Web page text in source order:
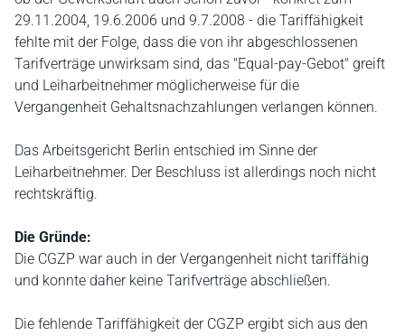
29.11.2004, 19.6.2006 und 9.7.2008 - die Tariffähigkeit
fehlte mit der Folge, dass die von ihr abgeschlossenen
Tarifverträge unwirksam sind, das "Equal-pay-Gebot" greift
und Leiharbeitnehmer möglicherweise für die
Vergangenheit Gehaltsnachzahlungen verlangen können.
Das Arbeitsgericht Berlin entschied im Sinne der
Leiharbeitnehmer. Der Beschluss ist allerdings noch nicht
rechtskräftig.
Die Gründe:
Die CGZP war auch in der Vergangenheit nicht tariffähig
und konnte daher keine Tarifverträge abschließen.
Die fehlende Tariffähigkeit der CGZP ergibt sich aus den